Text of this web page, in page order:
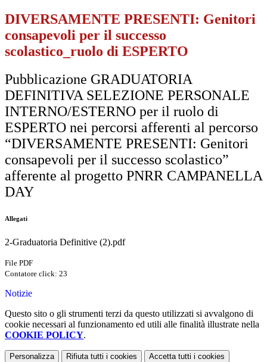
DIVERSAMENTE PRESENTI: Genitori
consapevoli per il successo
scolastico_ruolo di ESPERTO
Pubblicazione GRADUATORIA
DEFINITIVA SELEZIONE PERSONALE
INTERNO/ESTERNO per il ruolo di
ESPERTO nei percorsi afferenti al percorso
“DIVERSAMENTE PRESENTI: Genitori
consapevoli per il successo scolastico”
afferente al progetto PNRR CAMPANELLA
DAY
Allegati
2-Graduatoria Definitive (2).pdf
File PDF
Contatore click: 23
Notizie
Questo sito o gli strumenti terzi da questo utilizzati si avvalgono di
cookie necessari al funzionamento ed utili alle finalità illustrate nella
COOKIE POLICY.
Personalizza Rifiuta tutti i cookies Accetta tutti i cookies